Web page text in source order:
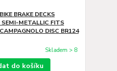
BRAKE DECKS
METALLIC FITS
DISC BR124
Skladem > 8
do košíku